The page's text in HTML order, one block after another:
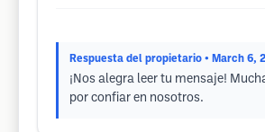
Respuesta del propietario • March 6,
¡Nos alegra leer tu mensaje!
por confiar en nosotros.